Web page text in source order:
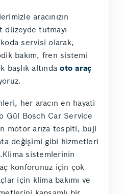
aracınızın
düzeyde tutmayı
servisi olarak,
bakım, fren sistemi
başlık altındaoto araç
her aracın en hayati
Gül Bosch Car Service
motor arıza tespiti, buji
değişimi gibi hizmetleri
sistemlerinin
konforunuz için çok
için klima bakımı ve